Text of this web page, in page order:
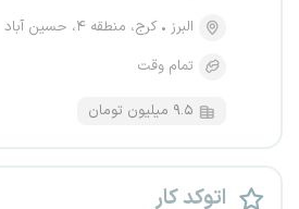
البرز
کرج، منطقه ۴، حسین آباد
تمام وقت
۹.۵ میلیون تومان
اتوکد کار